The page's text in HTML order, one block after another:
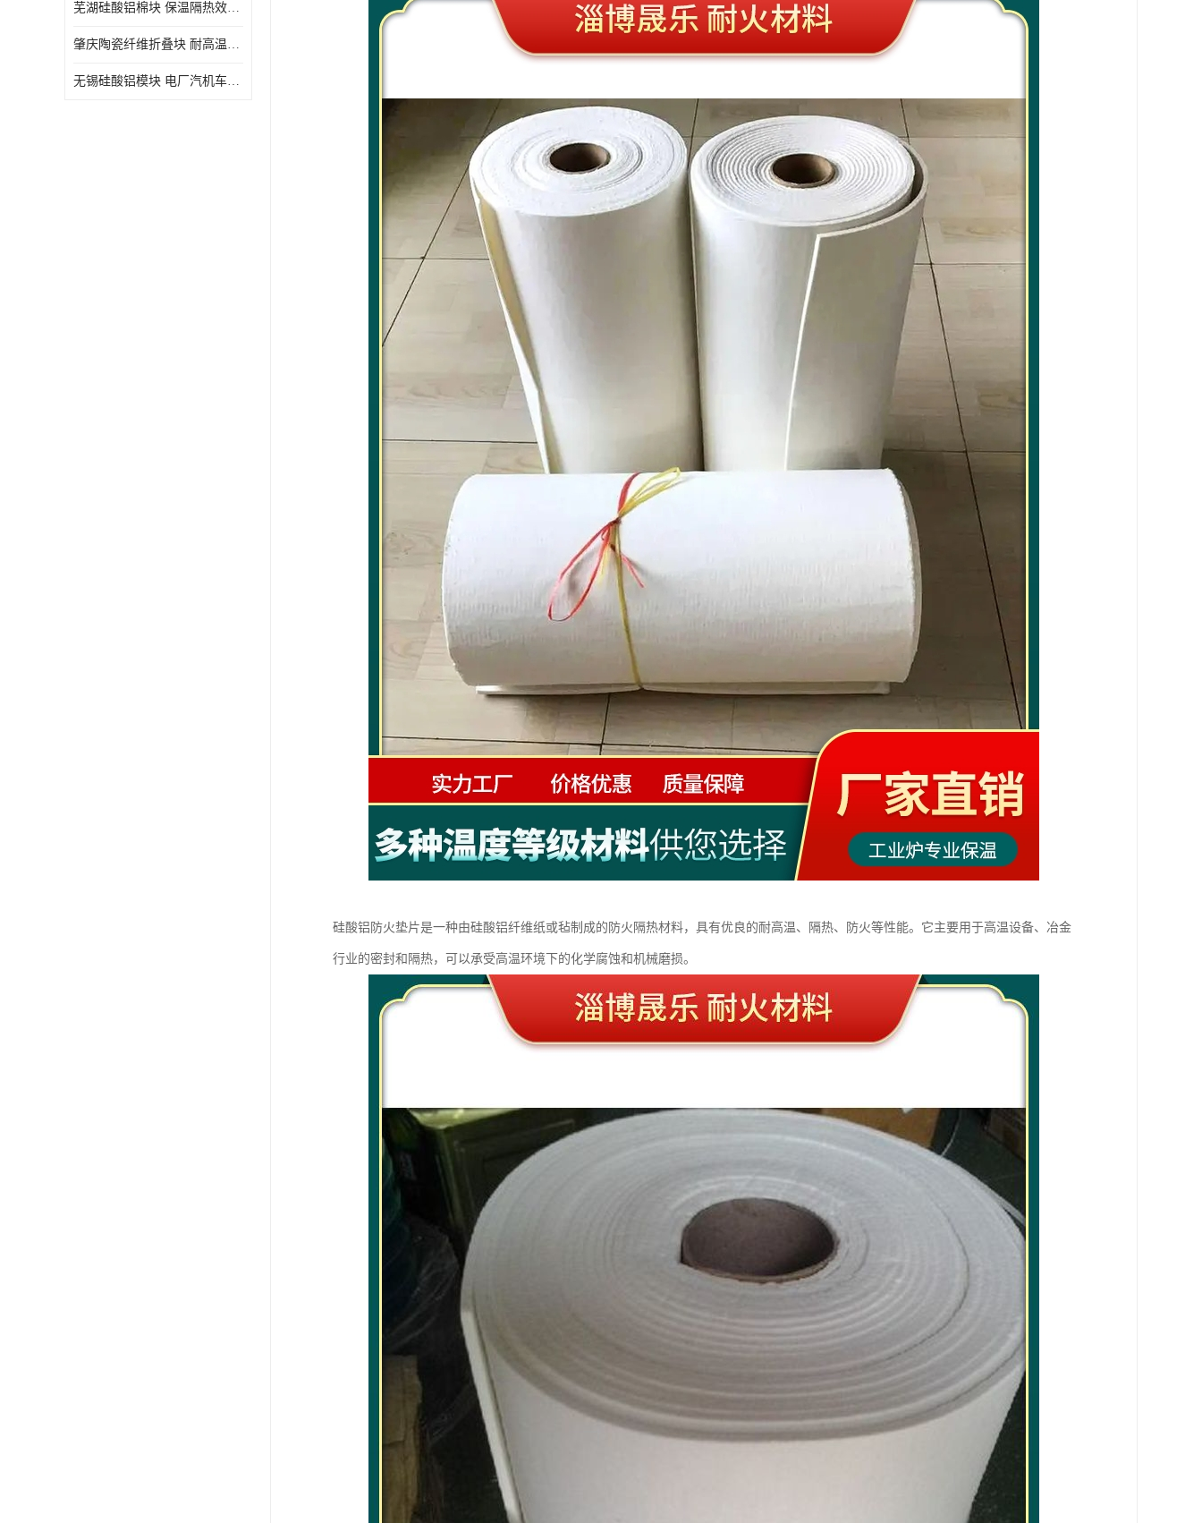
芜湖硅酸铝棉块 保温隔热效果好
肇庆陶瓷纤维折叠块 耐高温阻燃 抗撕裂 质地硬
无锡硅酸铝模块 电厂汽机车间设备管道保温用硅酸铝棉
硅酸铝防火垫片是一种由硅酸铝纤维纸或毡制成的防火隔热材料，具有优良的耐高温、隔热、防火等性能。它主要用于高温设备、冶金
行业的密封和隔热，可以承受高温环境下的化学腐蚀和机械磨损。